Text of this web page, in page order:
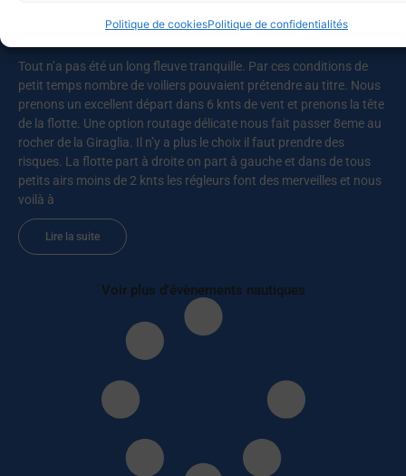
Politique de cookiesPolitique de confidentialités
Le Lupin gagne la Giraglia 2026 !
Tout n’a pas été un long fleuve tranquille. Par ces conditions de
petit temps nombre de voiliers pouvaient prétendre au titre. Nous
prenons un excellent départ dans 6 knts de vent et prenons la tête
de la flotte. Une option routage délicate nous fait passer 8eme au
rocher de la Giraglia. Il n’y a plus le choix il faut prendre des
risques. La flotte part à droite on part à gauche et dans de tous
petits airs moins de 2 knts les régleurs font des merveilles et nous
voilà à
Lire la suite
Voir plus d'évènements nautiques